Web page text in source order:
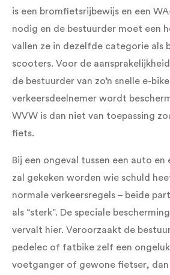
is een bromfietsrijbewijs en een
nodig en de bestuurder moet een
vallen ze in dezelfde categorie als
scooters. Voor de
de bestuurder van zo’n snelle e-
verkeersdeelnemer wordt
WVW is dan niet van toepassing
fiets.
Bij een ongeval tussen een auto en
zal gekeken worden wie schuld
normale verkeersregels – beide
als “sterk”. De speciale
vervalt hier. Veroorzaakt de
pedelec of fatbike zelf een
voetganger of gewone fietser,